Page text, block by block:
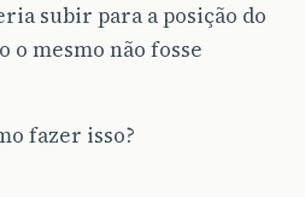
subir para a posição do
o mesmo não fosse
fazer isso?